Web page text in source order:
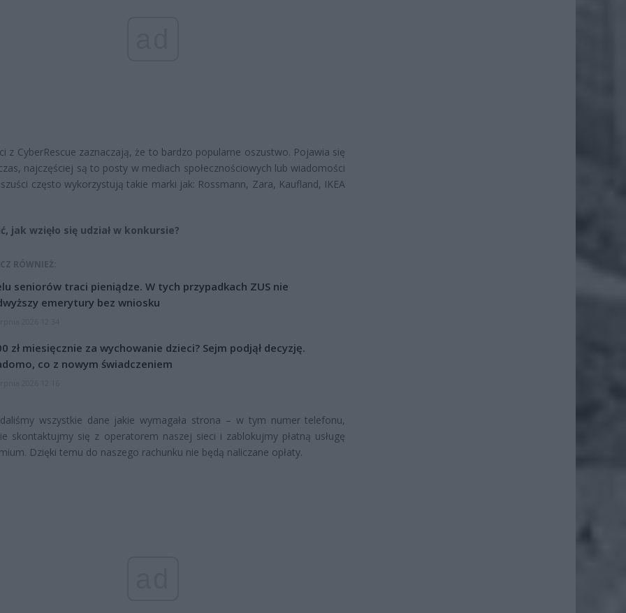
z CyberRescue zaznaczają, że to bardzo popularne oszustwo. Pojawia się
najczęściej są to posty w mediach społecznościowych lub wiadomości
często wykorzystują takie marki jak: Rossmann, Zara, Kaufland, IKEA
jak wzięło się udział w konkursie?
RÓWNIEŻ:
seniorów traci pieniądze. W tych przypadkach ZUS nie
emerytury bez wniosku
zł miesięcznie za wychowanie dzieci? Sejm podjął decyzję.
co z nowym świadczeniem
wszystkie dane jakie wymagała strona – w tym numer telefonu,
skontaktujmy się z operatorem naszej sieci i zablokujmy płatną usługę
Dzięki temu do naszego rachunku nie będą naliczane opłaty.